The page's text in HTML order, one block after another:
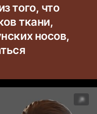
того, что
ткани,
носов,